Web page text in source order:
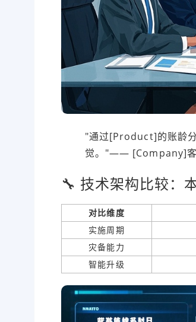
"通过[Product]的账龄
觉。"—— [Company]客
🔧 技术架构比较：
对比维度
实施周期
灾备能力
智能升级